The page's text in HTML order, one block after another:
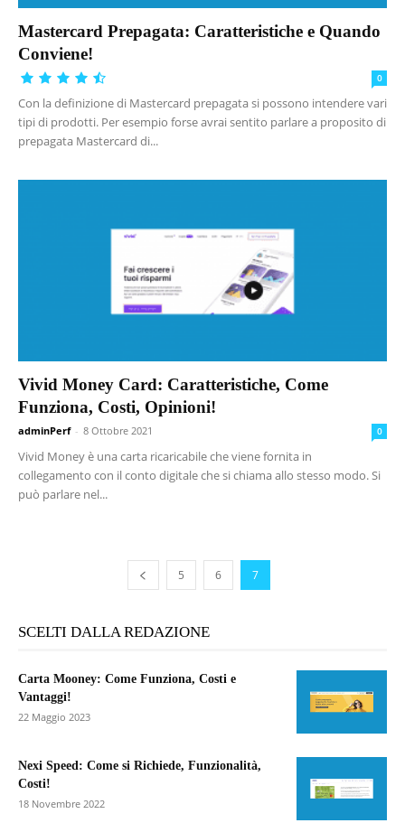
Mastercard Prepagata: Caratteristiche e Quando
Conviene!
0
Con la definizione di Mastercard prepagata si possono intendere vari
tipi di prodotti. Per esempio forse avrai sentito parlare a proposito di
prepagata Mastercard di...
Vivid Money Card: Caratteristiche, Come
Funziona, Costi, Opinioni!
adminPerf - 8 Ottobre 2021 0
Vivid Money è una carta ricaricabile che viene fornita in
collegamento con il conto digitale che si chiama allo stesso modo. Si
può parlare nel...
5 6 7
SCELTI DALLA REDAZIONE
Carta Mooney: Come Funziona, Costi e
Vantaggi!
22 Maggio 2023
Nexi Speed: Come si Richiede, Funzionalità,
Costi!
18 Novembre 2022